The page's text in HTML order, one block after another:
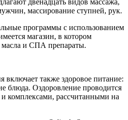
двенадцать видов массажа,
массирование ступней, рук.
программы с использованием
магазин, в котором
масла и СПА препараты.
включает также здоровое питание:
блюда. Оздоровление проводится
комплексами, рассчитанными на